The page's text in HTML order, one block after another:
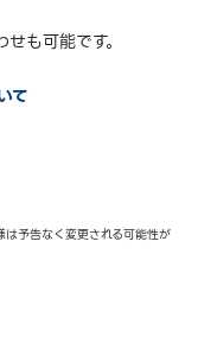
も可能です。
て
予告なく変更される可能性が